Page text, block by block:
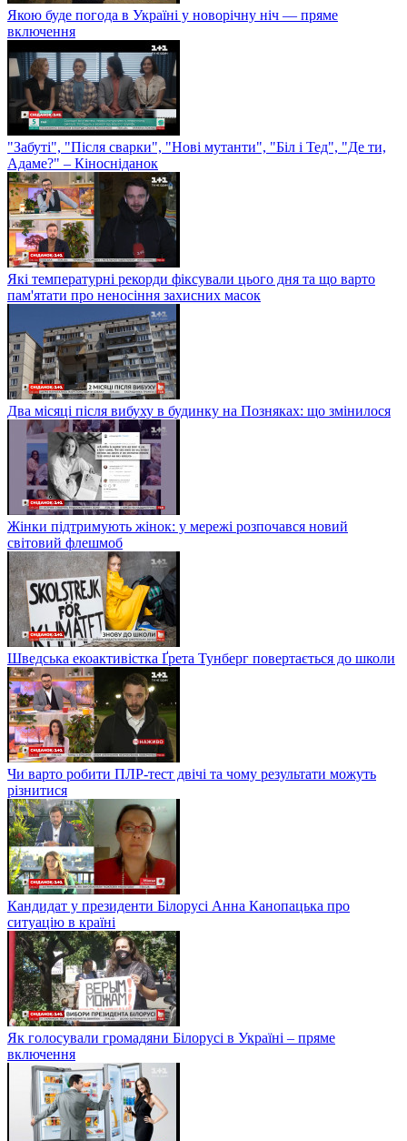
Якою буде погода в Україні у новорічну ніч — пряме
включення
"Забуті", "Після сварки", "Нові мутанти", "Біл і Тед", "Де ти,
Адаме?" – Кіносніданок
Які температурні рекорди фіксували цього дня та що варто
пам'ятати про неносіння захисних масок
Два місяці після вибуху в будинку на Позняках: що змінилося
Жінки підтримують жінок: у мережі розпочався новий
світовий флешмоб
Шведська екоактивістка Ґрета Тунберг повертається до школи
Чи варто робити ПЛР-тест двічі та чому результати можуть
різнитися
Кандидат у президенти Білорусі Анна Канопацька про
ситуацію в країні
Як голосували громадяни Білорусі в Україні – пряме
включення